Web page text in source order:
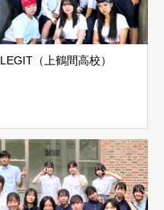
LEGIT（上鶴間高校）